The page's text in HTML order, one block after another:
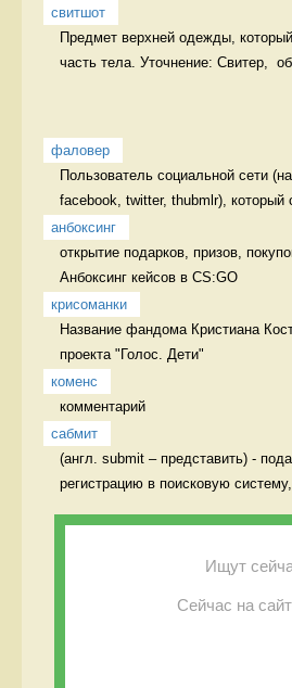
свитшот
Предмет верхней одежды,
часть тела. Уточнение: Свитер,
фаловер
Пользователь социальной сети
facebook, twitter, thubmlr), который
анбоксинг
открытие подарков, призов,
Анбоксинг кейсов в CS:GO
крисоманки
Название фандома Кристиана
проекта "Голос. Дети"
коменс
комментарий
сабмит
(англ. submit – представить) -
регистрацию в поисковую
Ищут
Сейчас на